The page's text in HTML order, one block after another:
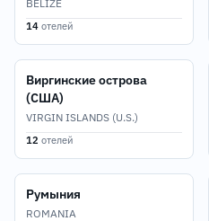
BELIZE
14 отелей
Виргинские острова
(США)
VIRGIN ISLANDS (U.S.)
12 отелей
Румыния
ROMANIA